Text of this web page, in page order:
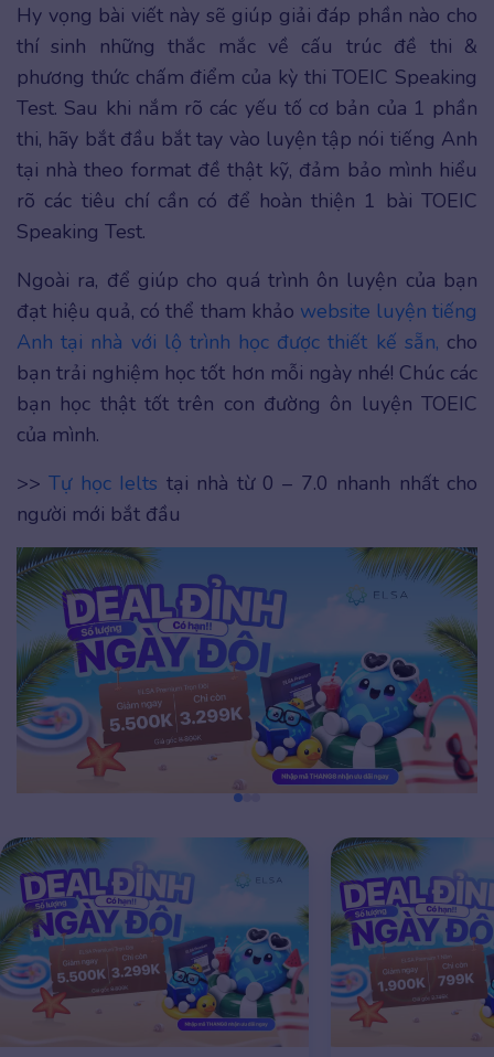
Hy vọng bài viết này sẽ giúp giải đáp phần nào cho
thí sinh những thắc mắc về cấu trúc đề thi &
phương thức chấm điểm của kỳ thi TOEIC Speaking
Test. Sau khi nắm rõ các yếu tố cơ bản của 1 phần
thi, hãy bắt đầu bắt tay vào luyện tập nói tiếng Anh
tại nhà theo format đề thật kỹ, đảm bảo mình hiểu
rõ các tiêu chí cần có để hoàn thiện 1 bài TOEIC
Speaking Test.
Ngoài ra, để giúp cho quá trình ôn luyện của bạn
đạt hiệu quả, có thể tham khảo website luyện tiếng
Anh tại nhà với lộ trình học được thiết kế sẵn, cho
bạn trải nghiệm học tốt hơn mỗi ngày nhé! Chúc các
bạn học thật tốt trên con đường ôn luyện TOEIC
của mình.
>>Tự học Ielts tại nhà từ 0 – 7.0 nhanh nhất cho
người mới bắt đầu